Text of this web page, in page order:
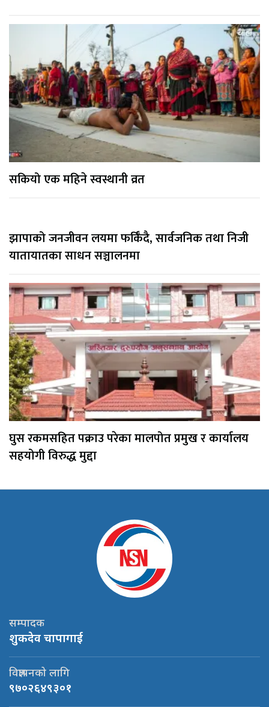
सकियो एक महिने स्वस्थानी व्रत
झापाको जनजीवन लयमा फर्किँदै, सार्वजनिक तथा निजी
यातायातका साधन सञ्चालनमा
घुस रकमसहित पक्राउ परेका मालपोत प्रमुख र कार्यालय
सहयोगी विरुद्ध मुद्दा
सम्पादक
शुकदेव चापागाई
विज्ञापनको लागि
९७०२६४९३०१